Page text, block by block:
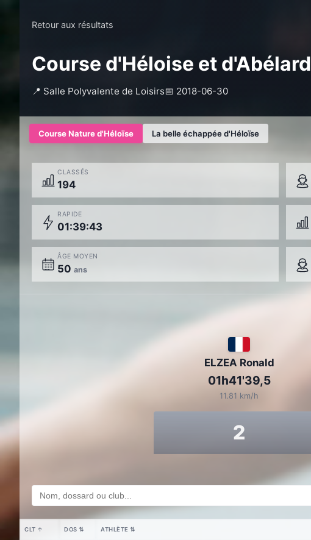
Retour aux résultats
Course d'Héloise et d'Abélard
📍 Salle Polyvalente de Loisirs📅 2018-06-30
Course Nature d'Héloïse La belle échappée d'Héloïse
CLASSÉS
194
RAPIDE
01:39:43
ÂGE MOYEN
50 ans
ELZEA Ronald
01h41'39,5
11.81 km/h
2
CLT ↑ DOS ⇅ ATHLÈTE ⇅